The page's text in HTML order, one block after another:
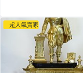
超人氣賣家